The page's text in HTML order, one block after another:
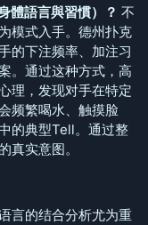
體語言與習慣）？ 不
模式入手。德州扑克
的下注频率、加注习
。通过这种方式，高
理，发现对手在特定
频繁喝水、触摸脸
的典型Tell。通过整
真实意图。
言的结合分析尤为重